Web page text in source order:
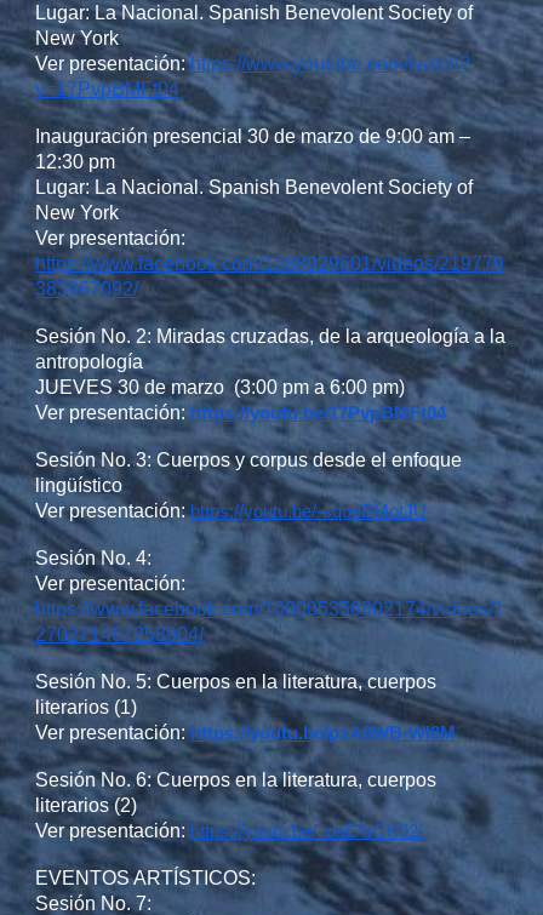
Lugar: La Nacional. Spanish Benevolent Society of
New York
Ver presentación:https://www.youtube.com/watch?
v=17PvpBMFt04
Inauguración presencial 30 de marzo de 9:00 am –
12:30 pm
Lugar: La Nacional. Spanish Benevolent Society of
New York
Ver presentación:
https://www.facebook.com/1588929601/videos/219779
383967092/
Sesión No. 2: Miradas cruzadas, de la arqueología a la
antropología
JUEVES 30 de marzo (3:00 pm a 6:00 pm)
Ver presentación: https://youtu.be/17PvpBMFt04
Sesión No. 3: Cuerpos y corpus desde el enfoque
lingüístico
Ver presentación:https://youtu.be/-sqoeBMotJU
Sesión No. 4:
Ver presentación:
https://www.facebook.com/100005356802174/videos/1
270271467258904/
Sesión No. 5: Cuerpos en la literatura, cuerpos
literarios (1)
Ver presentación:https://youtu.be/pzA8WB-Wl8M
Sesión No. 6: Cuerpos en la literatura, cuerpos
literarios (2)
Ver presentación: https://youtu.be/_oaE4rCK92I
EVENTOS ARTÍSTICOS:
Sesión No. 7: